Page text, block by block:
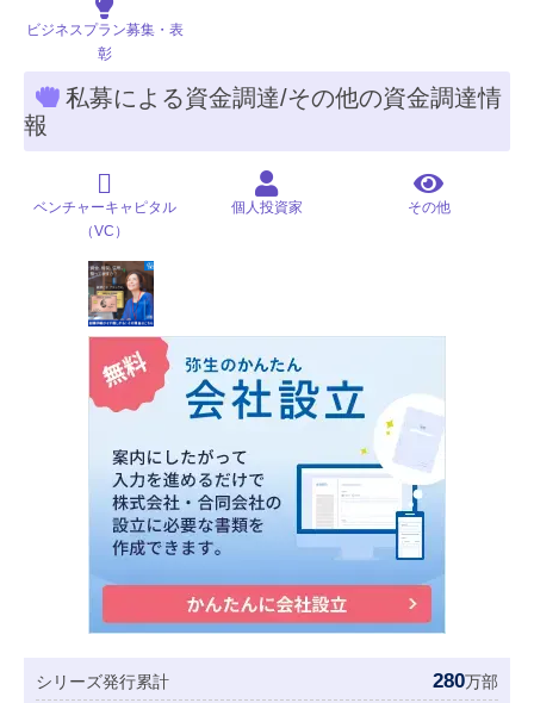
ビジネスプラン募集・表
彰
私募による資金調達/その他の資金調達情
報
ベンチャーキャピタル
（VC）
個人投資家 その他
シリーズ発行累計 280万部